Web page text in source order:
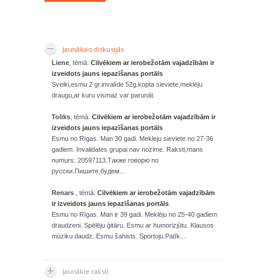
Jaunākais diskusijās
Liene , tēmā: Cilvēkiem ar ierobežotām vajadzībām ir
izveidots jauns iepazīšanas portāls
Sveiki,esmu 2 gr.invalíde.52g.kopta sieviete,meklēju
draugu,ar kuru vismaz var parunāt.
Toliks , tēmā: Cilvēkiem ar ierobežotām vajadzībām ir
izveidots jauns iepazīšanas portāls
Esmu no Rīgas. Man 30 gadi. Mekleju sieviete no 27-36
gadiem. Invalidates grupai nav nozime. Raksti,mans
numurs: 20597113.Также говорю по
русски.Пишите,будем...
Renars , tēmā: Cilvēkiem ar ierobežotām vajadzībām
ir izveidots jauns iepazīšanas portāls
Esmu no Rīgas. Man ir 39 gadi. Meklēju no 25-40 gadiem
draudzeni. Spēlēju ģitāru. Esmu ar humorizjūtu. Klausos
mūziku daudz. Esmu šahists. Sportoju.Patīk...
Jaunākie raksti